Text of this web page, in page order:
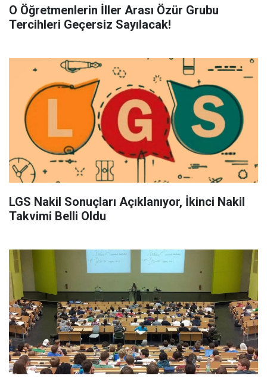
O Öğretmenlerin İller Arası Özür Grubu
Tercihleri Geçersiz Sayılacak!
LGS Nakil Sonuçları Açıklanıyor, İkinci Nakil
Takvimi Belli Oldu